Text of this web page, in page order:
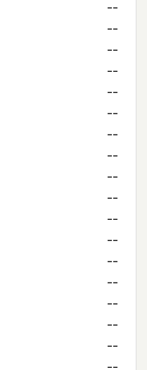
--
--
--
--
--
--
--
--
--
--
--
--
--
--
--
--
--
--